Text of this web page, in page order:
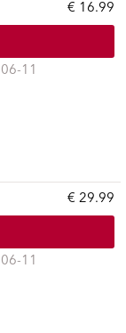
€ 16.99
11
€ 29.99
11